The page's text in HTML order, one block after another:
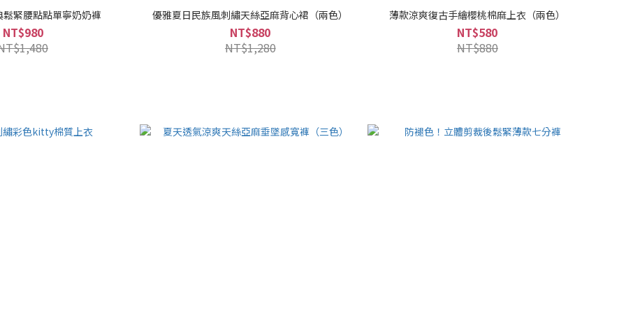
緊腰點點單寧奶奶褲
NT$980
優雅夏日民族風刺繡天絲亞麻背心裙（兩色）
NT$880
NT$1,280
薄款涼爽復古手繪櫻桃棉麻上衣（兩色）
NT$580
NT$880